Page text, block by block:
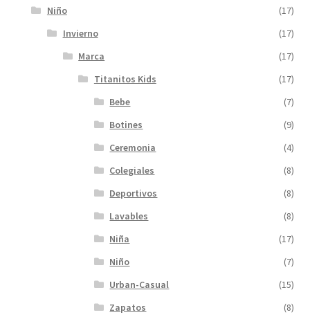
Niño
(17)
Invierno
(17)
Marca
(17)
Titanitos Kids
(17)
Bebe
(7)
Botines
(9)
Ceremonia
(4)
Colegiales
(8)
Deportivos
(8)
Lavables
(8)
Niña
(17)
Niño
(7)
Urban-Casual
(15)
Zapatos
(8)